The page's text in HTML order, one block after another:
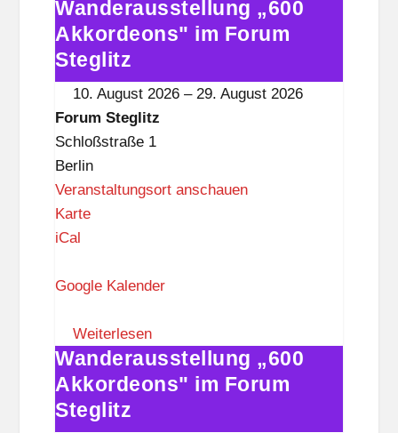
t
e
g
l
i
t
z
Wanderausstellung
„600
Akkordeons"
im
Forum
Steglitz
Wanderausstellung „600
Akkordeons" im Forum
Steglitz
10. August 2026 – 29. August 2026
Forum Steglitz
Schloßstraße 1
Berlin
Veranstaltungsort anschauen
KarteF
u
S
t
e
g
l
iCal
Google Kalender
Weiterlesen
Wanderausstellung
„600
Akkordeons"
im
Wanderausstellung „600
Akkordeons" im Forum
Steglitz